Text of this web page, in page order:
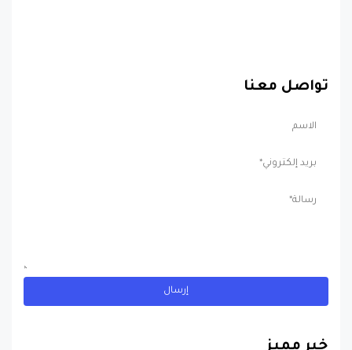
تواصل معنا
خبر مميز